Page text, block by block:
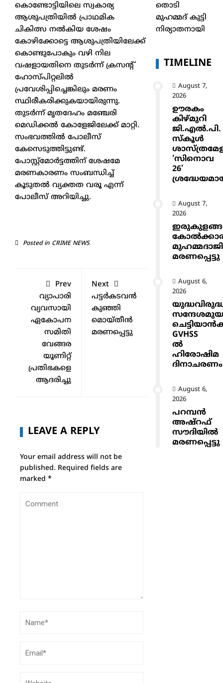
കൊണ്ടോട്ടിയിലെ സ്വകാര്യ
ആശുപത്രിയിൽ പ്രാഥമിക
ചികിത്സ നൽകിയ ശേഷം
കോഴിക്കോട്ടെ ആശുപത്രിയിലേക്ക്
കൊണ്ടുപോകും വഴി നില
വഷളായതിനെ തുടർന്ന് ക്രസന്റ്
ഹോസ്പിറ്റലിൽ
പ്രവേശിപ്പിച്ചെങ്കിലും മരണം
സ്ഥിരീകരിക്കുകയായിരുന്നു.
തുടർന്ന് മൃതദേഹം മഞ്ചേരി
മെഡിക്കൽ കോളേജിലേക്ക് മാറ്റി.
സംഭവത്തിൽ പോലീസ്
കേസെടുത്തിട്ടുണ്ട്.
പോസ്റ്റ്മോർട്ടത്തിന് ശേഷമേ
മരണകാരണം സംബന്ധിച്ച്
കൂടുതൽ വ്യക്തത വരൂ എന്ന്
പോലീസ് അറിയിച്ചു.
Posted in CRIME NEWS
Prev
വ്യാപാരി
വ്യവസായി
ഏകോപന
സമിതി
വേങ്ങര
യൂണിറ്റ്
പ്രതിഭകളെ
ആദരിച്ചു
Next
പട്ടർകടവൻ
കുഞ്ഞി
മൊയ്തീൻ
മരണപ്പെട്ടു
LEAVE A REPLY
Your email address will not be
published. Required fields are
marked *
തൊടി
മുഹമ്മദ് കുട്ടി
നിര്യാതനായി
TIMELINE
August 7,
2026
ഊരകം
കിഴ്മുറി
ജി.എൽ.പി.
സ്കൂൾ
‘സിനൊവ
26’
August 7,
2026
മുഹമ്മദാജി
മരണപ്പെട്ടു
August 6,
2026
GVHSS
ൽ
ഹിരോഷിമ
ദിനാചരണം
August 6,
2026
പറമ്പൻ
അഷ്‌റഫ്
സൗദിയിൽ
മരണപ്പെട്ടു